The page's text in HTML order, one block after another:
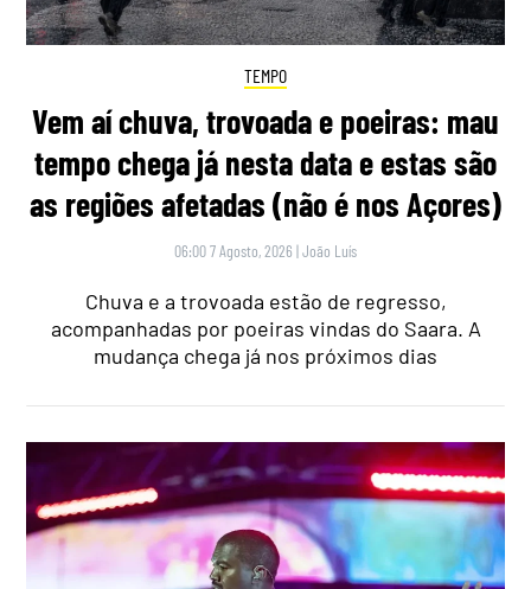
TEMPO
Vem aí chuva, trovoada e poeiras: mau
tempo chega já nesta data e estas são
as regiões afetadas (não é nos Açores)
06:00 7 Agosto, 2026 |João Luís
Chuva e a trovoada estão de regresso,
acompanhadas por poeiras vindas do Saara. A
mudança chega já nos próximos dias